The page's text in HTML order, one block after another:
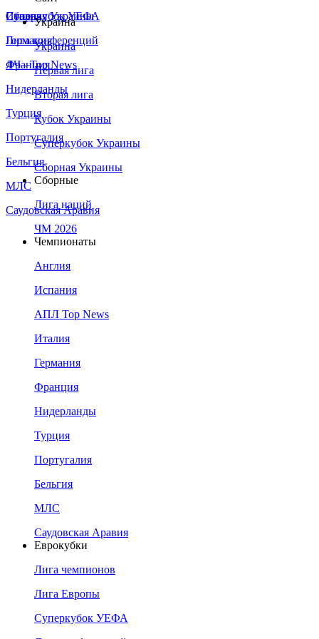
Сборная Украины
Италия
Германия
Франция
Нидерланды
Турция
Португалия
Бельгия
МЛС
Саудовская Аравия
Суперкубок УЕФА
Лига конференций
ЛЧ - Top News
Украина
Украина
Первая лига
Вторая лига
Кубок Украины
Суперкубок Украины
Сборная Украины
Сборные
Лига наций
ЧМ 2026
Чемпионаты
Англия
Испания
АПЛ Top News
Италия
Германия
Франция
Нидерланды
Турция
Португалия
Бельгия
МЛС
Саудовская Аравия
Еврокубки
Лига чемпионов
Лига Европы
Суперкубок УЕФА